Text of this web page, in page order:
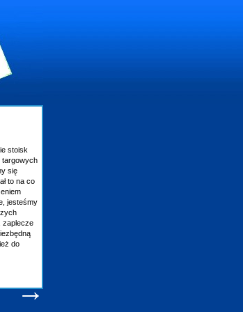
stoisk
się
to na co
jesteśmy
zaplecze
do
→